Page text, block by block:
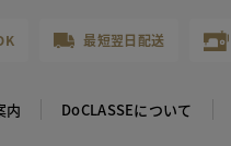
最短翌日配送
内 DoCLASSEについて